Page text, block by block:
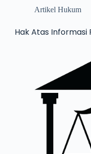
Artikel Hukum
Hak Atas Informasi